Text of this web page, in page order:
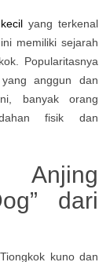
yang terkenal
memiliki sejarah
Popularitasnya
anggun dan
banyak orang
fisik dan
Anjing
dari
kuno dan